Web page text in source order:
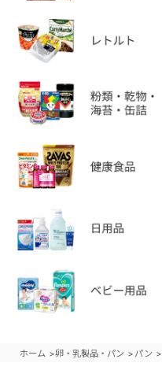
ホーム >卵・乳製品・パン > パン >